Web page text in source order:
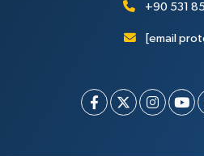
+90 531
[email